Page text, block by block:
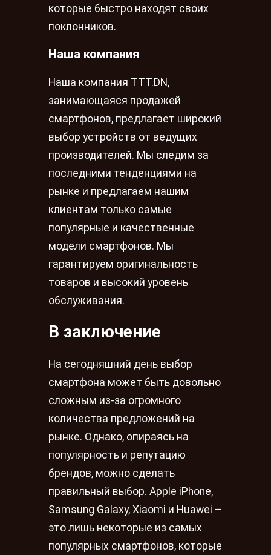
которые быстро находят своих
поклонников.
Наша компания
Наша компания TTT.DN,
занимающаяся продажей
смартфонов, предлагает широкий
выбор устройств от ведущих
производителей. Мы следим за
последними тенденциями на
рынке и предлагаем нашим
клиентам только самые
популярные и качественные
модели смартфонов. Мы
гарантируем оригинальность
товаров и высокий уровень
обслуживания.
В заключение
На сегодняшний день выбор
смартфона может быть довольно
сложным из-за огромного
количества предложений на
рынке. Однако, опираясь на
популярность и репутацию
брендов, можно сделать
правильный выбор. Apple iPhone,
Samsung Galaxy, Xiaomi и Huawei –
это лишь некоторые из самых
популярных смартфонов, которые